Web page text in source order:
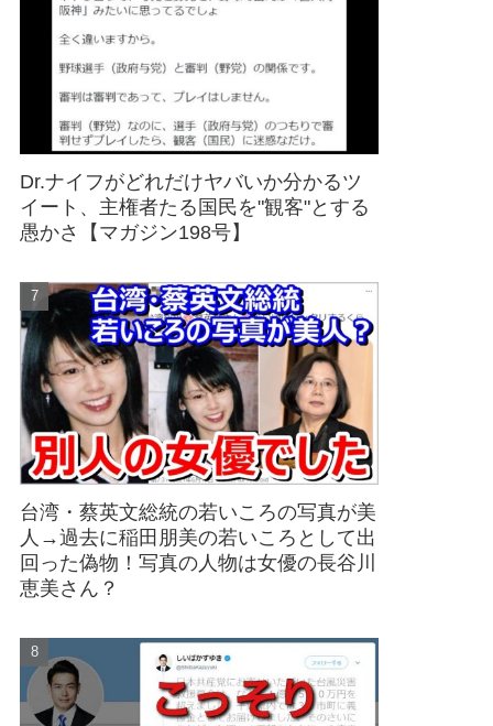
Dr.ナイフがどれだけヤバいか分かるツ
イート、主権者たる国民を"観客"とする
愚かさ【マガジン198号】
台湾・蔡英文総統の若いころの写真が美
人→過去に稲田朋美の若いころとして出
回った偽物！写真の人物は女優の長谷川
恵美さん？